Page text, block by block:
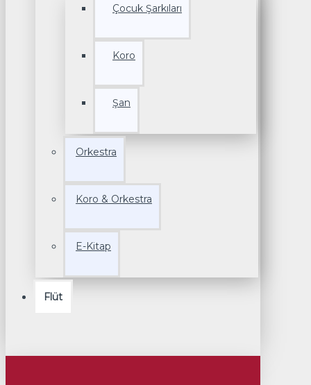
Çocuk Şarkıları
Koro
Şan
Orkestra
Koro & Orkestra
E-Kitap
Flüt